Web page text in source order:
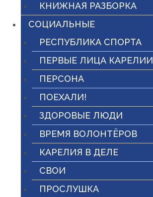
КНИЖНАЯ РАЗБОРКА
СОЦИАЛЬНЫЕ
РЕСПУБЛИКА СПОРТА
ПЕРВЫЕ ЛИЦА КАРЕЛИИ
ПЕРСОНА
ПОЕХАЛИ!
ЗДОРОВЫЕ ЛЮДИ
ВРЕМЯ ВОЛОНТЁРОВ
КАРЕЛИЯ В ДЕЛЕ
СВОИ
ПРОСЛУШКА